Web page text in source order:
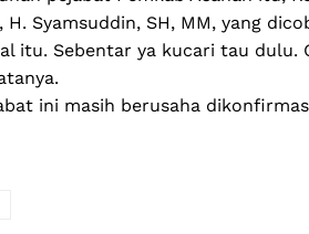
Syamsuddin, SH, MM, yang
itu. Sebentar ya kucari tau dulu.
ini masih berusaha